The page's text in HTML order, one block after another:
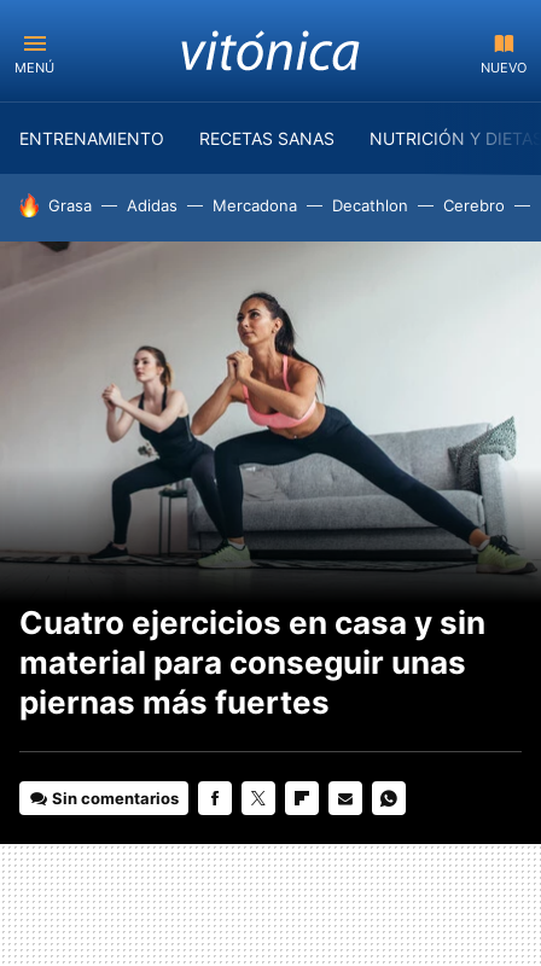
MENÚ NUEVO
ENTRENAMIENTO RECETAS SANAS NUTRICIÓN Y
HOY SE HABLA DE
Grasa Adidas Mercadona Decathlon Cerebro
Cuatro ejercicios en casa y sin
material para conseguir unas
piernas más fuertes
Sin comentarios
MAIL